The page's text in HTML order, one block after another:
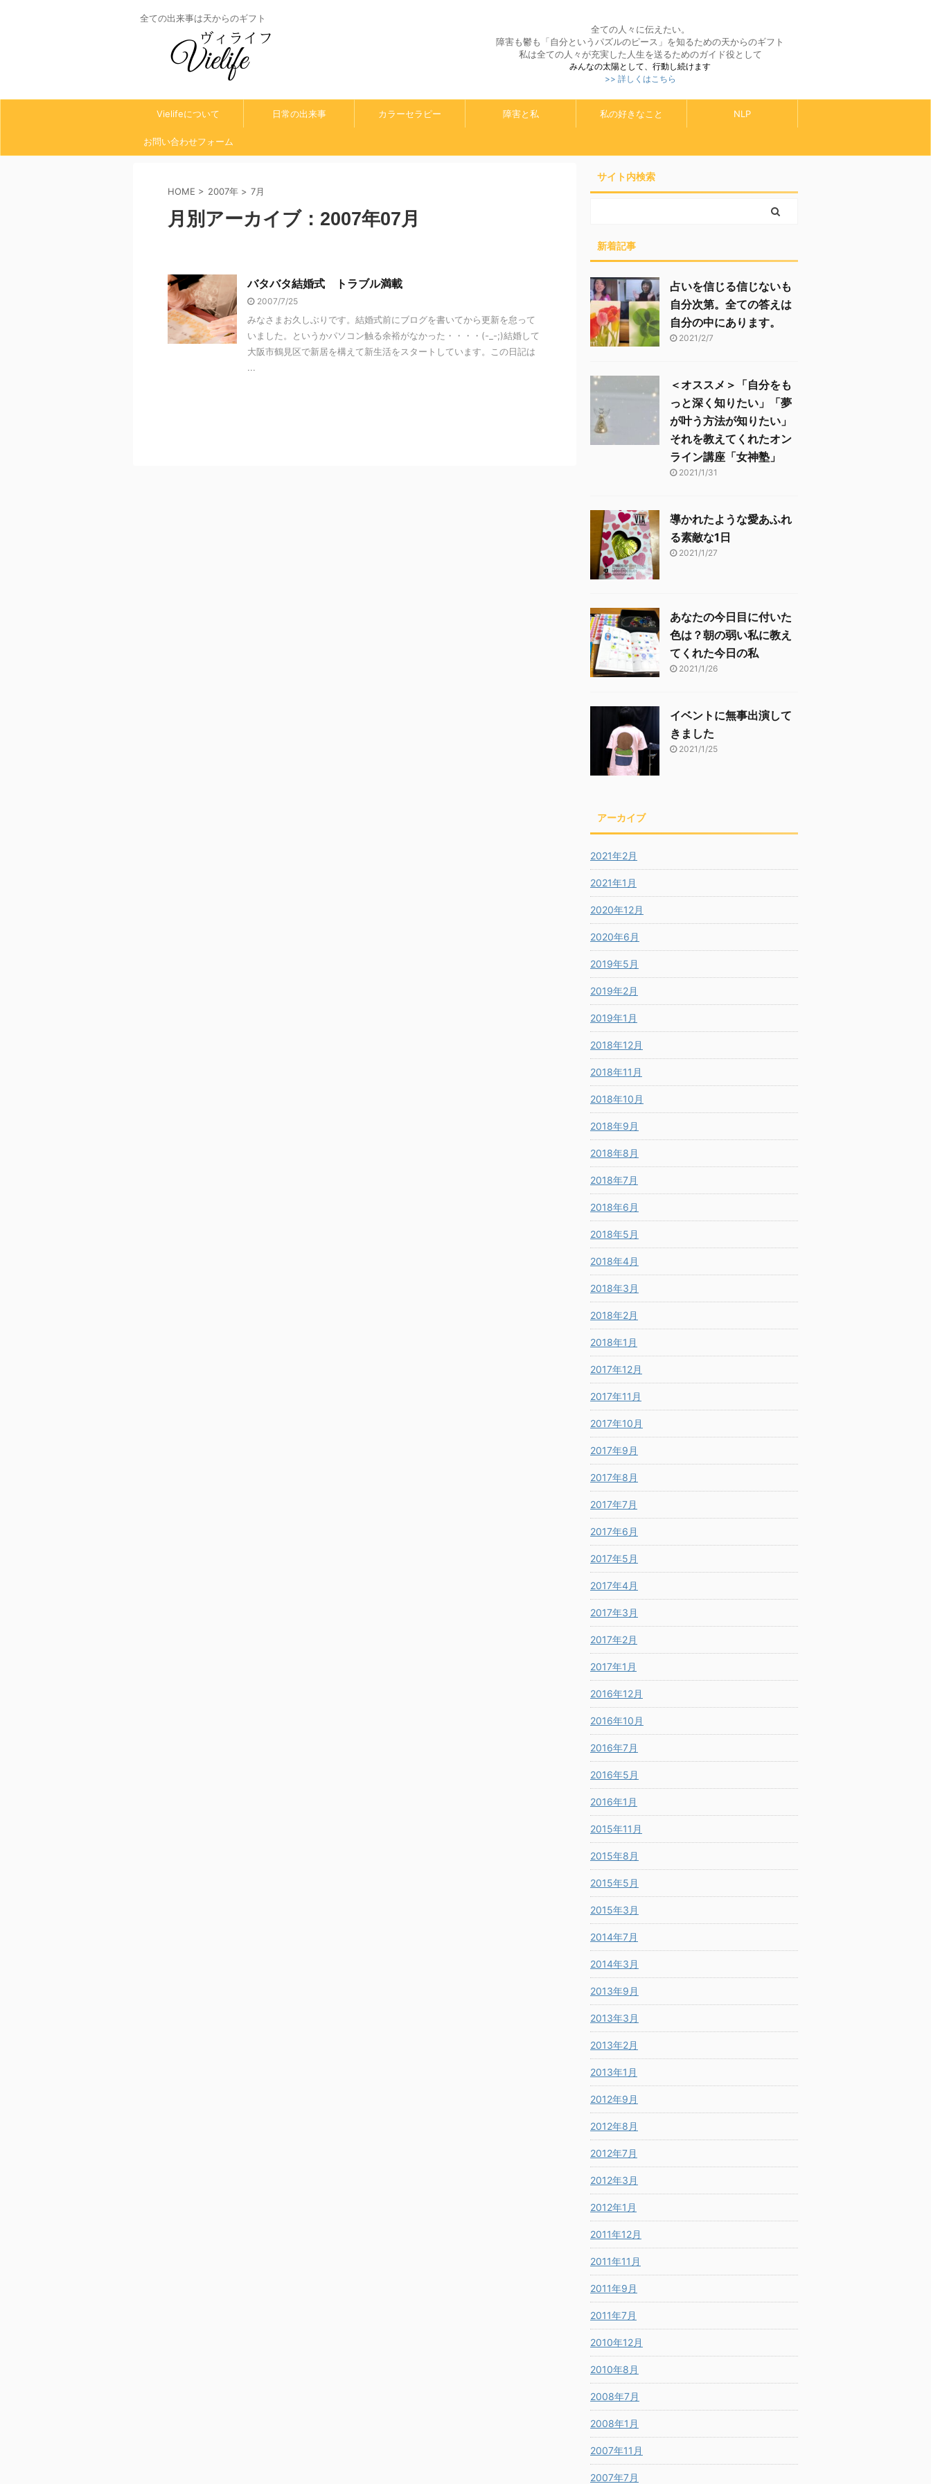
全ての出来事は天からのギフト
全ての人々に伝えたい。
障害も鬱も「自分というパズルのピース」を知るための天からのギフト
私は全ての人々が充実した人生を送るためのガイド役として
みんなの太陽として、行動し続けます
>> 詳しくはこちら
Vielifeについて 日常の出来事 カラーセラピー 障害と私 私の好きなこと NLP
お問い合わせフォーム
HOME > 2007年 > 7月
月別アーカイブ：2007年07月
バタバタ結婚式 トラブル満載
2007/7/25
みなさまお久しぶりです。結婚式前にブログを書いてから更新を怠って
いました。というかパソコン触る余裕がなかった・・・・(-_-;)結婚して
大阪市鶴見区で新居を構えて新生活をスタートしています。この日記は
...
サイト内検索
新着記事
占いを信じる信じないも
自分次第。全ての答えは
自分の中にあります。
2021/2/7
＜オススメ＞「自分をも
っと深く知りたい」「夢
が叶う方法が知りたい」
それを教えてくれたオン
ライン講座「女神塾」
2021/1/31
導かれたような愛あふれ
る素敵な1日
2021/1/27
あなたの今日目に付いた
色は？朝の弱い私に教え
てくれた今日の私
2021/1/26
イベントに無事出演して
きました
2021/1/25
アーカイブ
2021年2月
2021年1月
2020年12月
2020年6月
2019年5月
2019年2月
2019年1月
2018年12月
2018年11月
2018年10月
2018年9月
2018年8月
2018年7月
2018年6月
2018年5月
2018年4月
2018年3月
2018年2月
2018年1月
2017年12月
2017年11月
2017年10月
2017年9月
2017年8月
2017年7月
2017年6月
2017年5月
2017年4月
2017年3月
2017年2月
2017年1月
2016年12月
2016年10月
2016年7月
2016年5月
2016年1月
2015年11月
2015年8月
2015年5月
2015年3月
2014年7月
2014年3月
2013年9月
2013年3月
2013年2月
2013年1月
2012年9月
2012年8月
2012年7月
2012年3月
2012年1月
2011年12月
2011年11月
2011年9月
2011年7月
2010年12月
2010年8月
2008年7月
2008年1月
2007年11月
2007年7月